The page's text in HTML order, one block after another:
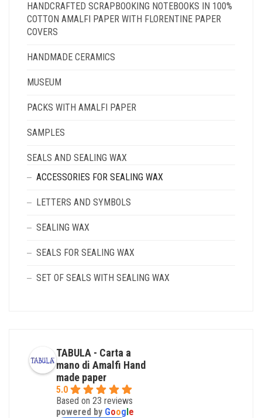
HANDCRAFTED SCRAPBOOKING NOTEBOOKS IN 100%
COTTON AMALFI PAPER WITH FLORENTINE PAPER
COVERS
HANDMADE CERAMICS
MUSEUM
PACKS WITH AMALFI PAPER
SAMPLES
SEALS AND SEALING WAX
ACCESSORIES FOR SEALING WAX
LETTERS AND SYMBOLS
SEALING WAX
SEALS FOR SEALING WAX
SET OF SEALS WITH SEALING WAX
TABULA - Carta a
mano di Amalfi Hand
made paper
5.0
Based on 23 reviews
powered by Google